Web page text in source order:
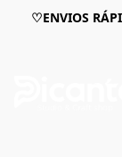
♡ENVIOS